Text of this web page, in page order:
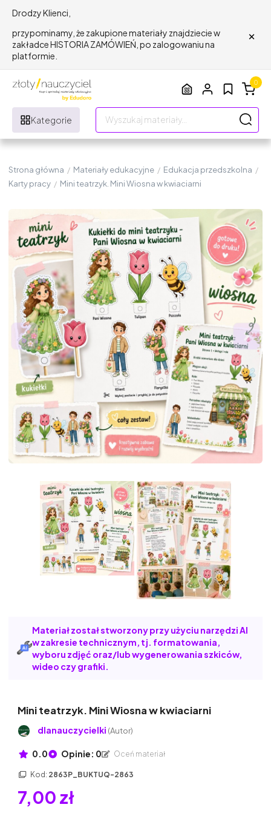
Drodzy Klienci,
przypominamy, że zakupione materiały znajdziecie w
zakładce HISTORIA ZAMÓWIEŃ, po zalogowaniu na
platformie.
×
Kategorie
0
Strona główna / Materiały edukacyjne / Edukacja przedszkolna /
Karty pracy / Mini teatrzyk. Mini Wiosna w kwiaciarni
Materiał został stworzony przy użyciu narzędzi AI
w zakresie technicznym, tj. formatowania,
wyboru zdjęć oraz/lub wygenerowania szkiców,
wideo czy grafiki.
Mini teatrzyk. Mini Wiosna w kwiaciarni
dlanauczycielki (Autor)
0.0 Opinie: 0 Oceń materiał
Kod: 2863P_BUKTUQ-2863
7,00 zł